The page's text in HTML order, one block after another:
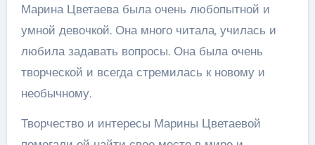
Марина Цветаева была очень любопытной и
умной девочкой. Она много читала, училась и
любила задавать вопросы. Она была очень
творческой и всегда стремилась к новому и
необычному.
Творчество и интересы Марины Цветаевой